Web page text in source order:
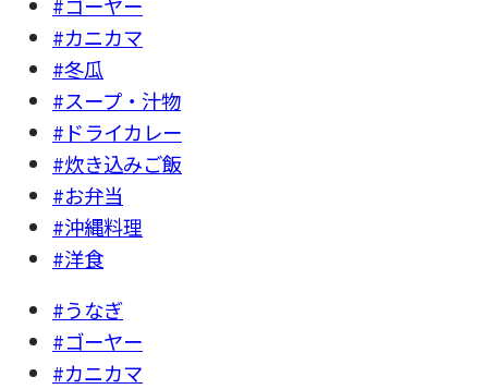
#カニカマ
#冬瓜
#スープ・汁物
#ドライカレー
#炊き込みご飯
#お弁当
#沖縄料理
#洋食
#うなぎ
#ゴーヤー
#カニカマ